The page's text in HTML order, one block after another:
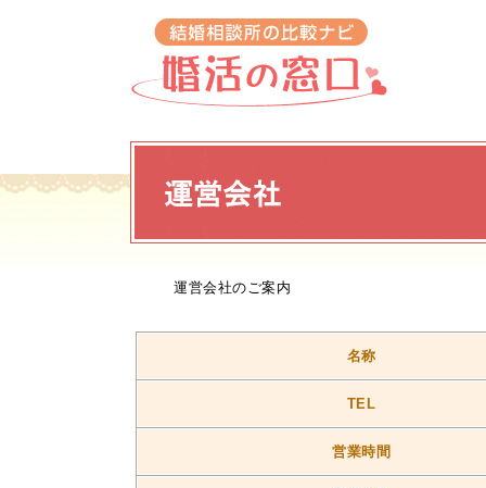
運営会社のご案内
名称
TEL
営業時間